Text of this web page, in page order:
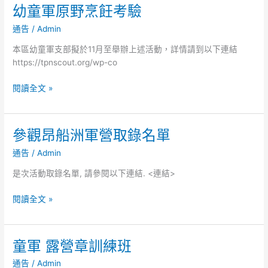
館
親
子
遊
組)
考
驗
幼童軍原野烹飪考驗
通告 /Admin
本區幼童軍支部擬於11月至舉辦上述活動，詳情請到以下連結
https://tpnscout.org/wp-co
幼
軍
原
野
飪
驗
閱讀全文 »
參觀昂船洲軍營取錄名單
通告 /Admin
是次活動取錄名單, 請參閱以下連結. <連結>
參
昂
船
軍
取
錄
名
單
閱讀全文 »
童軍 露營章訓練班
通告 /Admin
童